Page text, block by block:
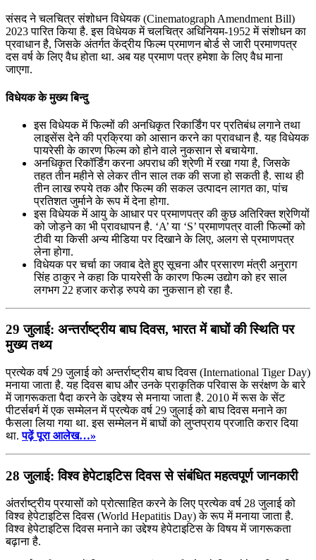
संसद ने चलचित्र संशोधन विधेयक (Cinematograph Amendment Bill)
2023 पारित किया है. इस विधेयक में चलचित्र अधिनियम-1952 में संशोधन का
प्रवाधान है, जिसके अंतर्गत केंद्रीय फिल्म प्रमाणन बोर्ड से जारी प्रमाणपत्र
दस वर्ष के लिए वैध होता था. अब यह प्रमाण पत्र हमेशा के लिए वैध माना
जाएगा.
विधेयक के मुख्य बिन्दु
इस विधेयक में फिल्मों की अनधिकृत रिकार्डिंग पर प्रतिबंध लगाने तथा
लाइसेंस देने की प्रक्रिया को आसान करने का प्रावधान है. यह विधेयक
पायरेसी के कारण फिल्‍म को होने वाले नुकसान से बचायेगा.
अनधिकृत रिकॉर्डिंग करना अपराध की श्रेणी में रखा गया है, जिसके
तहत तीन महीने से लेकर तीन साल तक की सजा हो सकती है. साथ ही
तीन लाख रुपये तक और फिल्‍म की सकल उत्पादन लागत का, पांच
प्रतिशत जुर्माने के रूप में देना होगा.
इस विधेयक में आयु के आधार पर प्रमाणपत्र की कुछ अतिरिक्‍त श्रेणियों
को जोड़ने का भी प्रावधापन है. ‘A’ या ‘S’ प्रमाणपत्र वाली फिल्मों को
टीवी या किसी अन्य मीडिया पर दिखाने के लिए, अलग से प्रमाणपत्र
लेना होगा.
विधेयक पर चर्चा का जवाब देते हुए सूचना और प्रसारण मंत्री अनुराग
सिंह ठाकुर ने कहा कि पायरेसी के कारण फिल्म उद्योग को हर साल
लगभग 22 हजार करोड़ रुपये का नुकसान हो रहा है.
29 जुलाई: अन्तर्राष्ट्रीय बाघ दिवस, भारत में बाघों की स्थिति पर
मुख्य तथ्य
प्रत्येक वर्ष 29 जुलाई को अन्तर्राष्ट्रीय बाघ दिवस (International Tiger Day)
मनाया जाता है. यह दिवस बाघ और उनके प्राकृतिक परिवास के सरंक्षण के बारे
में जागरूकता पैदा करने के उद्देश्य से मनाया जाता है. 2010 में रूस के सेंट
पीटर्सबर्ग में एक सम्मेलन में प्रत्येक वर्ष 29 जुलाई को बाघ दिवस मनाने का
फैसला लिया गया था. इस सम्मेलन में बाघों को लुप्तप्राय प्रजाति करार दिया
था.पढ़ें पूरा आलेख…»
28 जुलाई: विश्व हेपेटाइटिस दिवस से संबंधित महत्वपूर्ण जानकारी
अंतर्राष्ट्रीय प्रयासों को प्रोत्साहित करने के लिए प्रत्येक वर्ष 28 जुलाई को
विश्व हेपेटाइटिस दिवस (World Hepatitis Day) के रूप में मनाया जाता है.
विश्व हेपेटाइटिस दिवस मनाने का उद्देश्य हेपेटाइटिस के विषय में जागरूकता
बढ़ाना है.